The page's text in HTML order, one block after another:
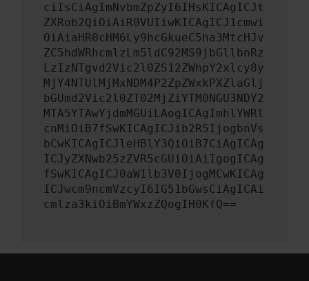
ciIsCiAgImNvbmZpZyI6IHsKICAgICJt
ZXRob2QiOiAiR0VUIiwKICAgICJ1cmwi
OiAiaHR0cHM6Ly9hcGkueC5ha3MtcHJv
ZC5hdWRhcmlzLm5ldC92MS9jbGllbnRz
LzIzNTgvd2Vic2l0ZS12ZWhpY2xlcy8y
MjY4NTUlMjMxNDM4P2ZpZWxkPXZlaGlj
bGUmd2Vic2l0ZT02MjZiYTM0NGU3NDY2
MTA5YTAwYjdmMGUiLAogICAgImhlYWRl
cnMiOiB7fSwKICAgICJib2R5IjogbnVs
bCwKICAgICJleHBlY3QiOiB7CiAgICAg
ICJyZXNwb25zZVR5cGUiOiAiIgogICAg
fSwKICAgICJ0aW1lb3V0IjogMCwKICAg
ICJwcm9ncmVzcyI6IG51bGwsCiAgICAi
cmlza3kiOiBmYWxzZQogIH0KfQ==